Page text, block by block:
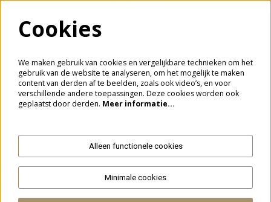
Meld je aan voor de nieuwsbrief
Aanmelden
Addendumvan Google.
Cookies
We maken gebruik van cookies en vergelijkbare technieken om het
gebruik van de website te analyseren, om het mogelijk te maken
content van derden af te beelden, zoals ook video’s, en voor
verschillende andere toepassingen. Deze cookies worden ook
geplaatst door derden. Meer informatie…
Alleen functionele cookies
Minimale cookies